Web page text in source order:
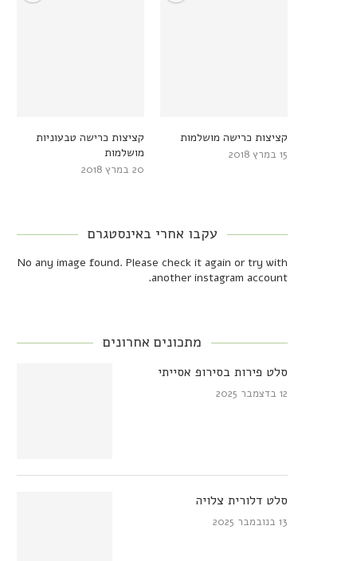
קציצות כרישה טבעוניות
מושלמות
20 במרץ 2018
קציצות כרישה מושלמות
15 במרץ 2018
עקבו אחרי באינסטגרם
No any image found. Please check it again or try with
another instagram account.
מתכונים אחרונים
סלט פירות בסירופ אסייתי
12 בדצמבר 2025
סלט דלורית צלויה
13 בנובמבר 2025